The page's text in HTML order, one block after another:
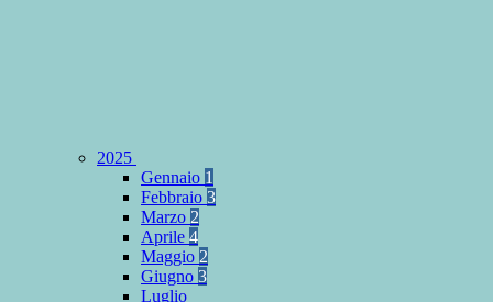
2025
Gennaio 1
Febbraio 3
Marzo 2
Aprile 4
Maggio 2
Giugno 3
Luglio